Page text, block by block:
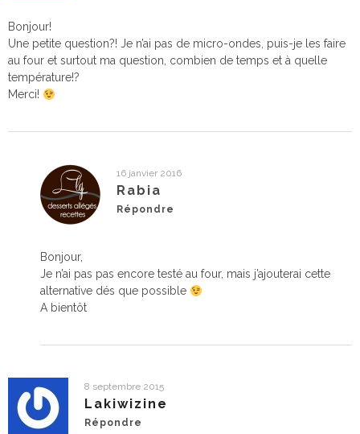
Bonjour!
Une petite question?! Je n’ai pas de micro-ondes, puis-je les faire
au four et surtout ma question, combien de temps et à quelle
température!?
Merci!
16 janvier 2016
Rabia
Répondre
Bonjour,
Je n’ai pas pas encore testé au four, mais j’ajouterai cette
alternative dés que possible
A bientôt
8 septembre 2015
Lakiwizine
Répondre